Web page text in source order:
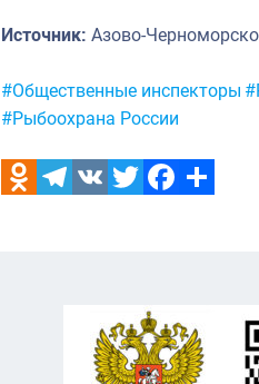
Источник: Азово-
Метки:
#Общественные инспекторы
#Рыбоохрана России